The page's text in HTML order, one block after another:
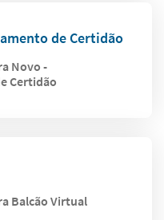
de Certidão
Novo -
Certidão
Balcão Virtual